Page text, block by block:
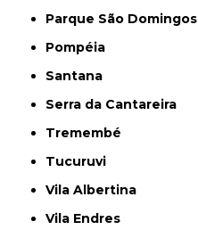
Parque São Domingos
Pompéia
Santana
Serra da Cantareira
Tremembé
Tucuruvi
Vila Albertina
Vila Endres